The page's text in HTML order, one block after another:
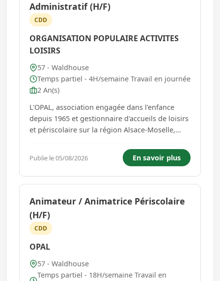
Administratif (H/F)
CDD
ORGANISATION POPULAIRE ACTIVITES
LOISIRS
57 - Waldhouse
Temps partiel - 4H/semaine Travail en journée
2 An(s)
L'OPAL, association engagée dans l'enfance
depuis 1965 et gestionnaire d'accueils de loisirs
et périscolaire sur la région Alsace-Moselle,
du périscolaire d'Achen (Moselle). Vos Missions
: - Suivi des plannings des enfants et de l'équipe
- Mana...
Publie le 05/08/2026 En savoir plus
Animateur / Animatrice Périscolaire
(H/F)
CDD
OPAL
57 - Waldhouse
Temps partiel - 18H/semaine Travail en